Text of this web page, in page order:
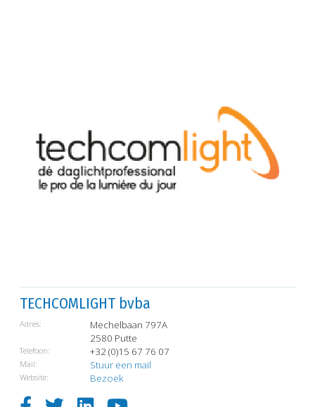
TECHCOMLIGHT bvba
Adres:
Mechelbaan 797A
2580 Putte
Telefoon: +32 (0)15 67 76 07
Mail: Stuur een mail
Website: Bezoek